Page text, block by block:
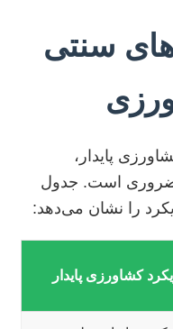
سنتی
پایدار،
ضروری است. جدول
را نشان می‌دهد:
کشاورزی پایدار